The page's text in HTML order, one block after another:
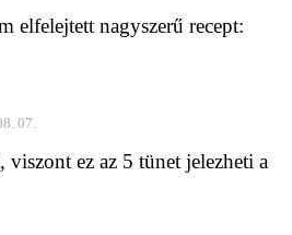
elfelejtett nagyszerű recept:
07.
viszont ez az 5 tünet jelezheti a